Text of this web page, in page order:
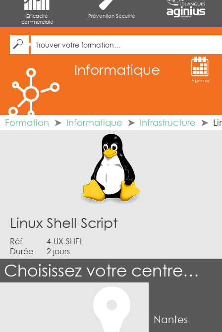
Efficacité
commerciale
Prévention Sécurité
Informatique
Agenda
Formation Informatique Infrastructure
Linux Shell Script
Réf
4-UX-SHEL
Durée
2 jours
Choisissez votre centre…
Nantes